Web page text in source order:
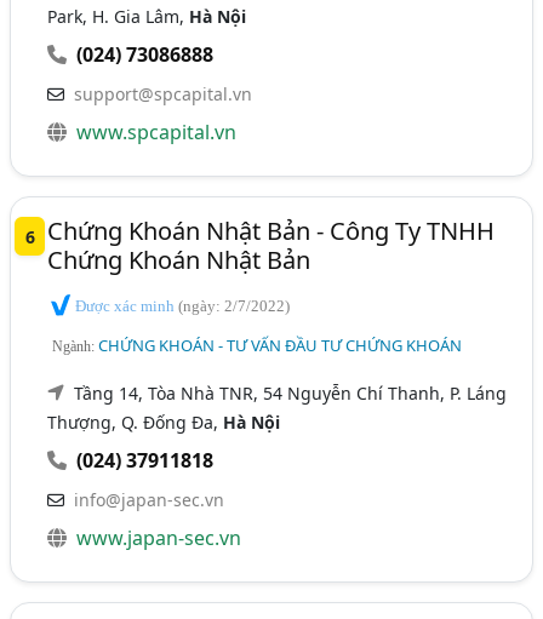
Park, H. Gia Lâm, Hà Nội
(024) 73086888
support@spcapital.vn
www.spcapital.vn
6
Chứng Khoán Nhật Bản - Công Ty TNHH
Chứng Khoán Nhật Bản
Được xác minh(ngày: 2/7/2022)
Ngành:CHỨNG KHOÁN - TƯ VẤN ĐẦU TƯ CHỨNG KHOÁN
Tầng 14, Tòa Nhà TNR, 54 Nguyễn Chí Thanh, P. Láng
Thượng, Q. Đống Đa, Hà Nội
(024) 37911818
info@japan-sec.vn
www.japan-sec.vn